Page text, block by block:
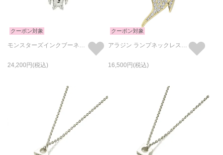
クーポン対象
24,200
クーポン対象
16,500